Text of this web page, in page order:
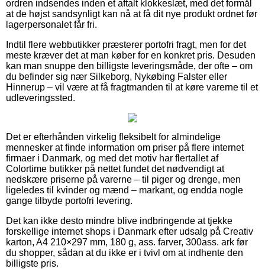
ordren indsendes inden et aftalt klokkeslæt, med det formål
at de højst sandsynligt kan nå at få dit nye produkt ordnet før
lagerpersonalet får fri.
Indtil flere webbutikker præsterer portofri fragt, men for det
meste kræver det at man køber for en konkret pris. Desuden
kan man snuppe den billigste leveringsmåde, der ofte – om
du befinder sig nær Silkeborg, Nykøbing Falster eller
Hinnerup – vil være at få fragtmanden til at køre varerne til et
udleveringssted.
Det er efterhånden virkelig fleksibelt for almindelige
mennesker at finde information om priser på flere internet
firmaer i Danmark, og med det motiv har flertallet af
Colortime butikker på nettet fundet det nødvendigt at
nedskære priserne på varerne – til piger og drenge, men
ligeledes til kvinder og mænd – markant, og endda nogle
gange tilbyde portofri levering.
Det kan ikke desto mindre blive indbringende at tjekke
forskellige internet shops i Danmark efter udsalg på Creativ
karton, A4 210×297 mm, 180 g, ass. farver, 300ass. ark før
du shopper, sådan at du ikke er i tvivl om at indhente den
billigste pris.